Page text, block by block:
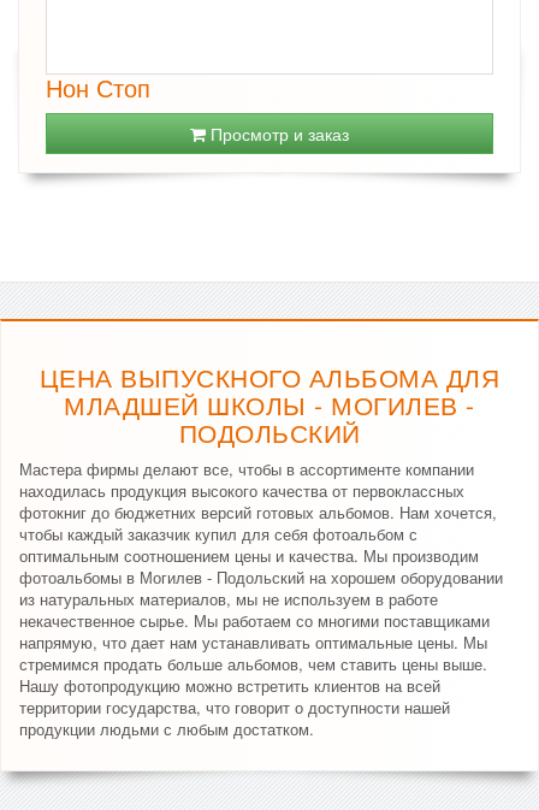
Нон Стоп
Просмотр и заказ
ЦЕНА ВЫПУСКНОГО АЛЬБОМА ДЛЯ
МЛАДШЕЙ ШКОЛЫ - МОГИЛЕВ -
ПОДОЛЬСКИЙ
Мастера фирмы делают все, чтобы в ассортименте компании
находилась продукция высокого качества от первоклассных
фотокниг до бюджетних версий готовых альбомов. Нам хочется,
чтобы каждый заказчик купил для себя фотоальбом с
оптимальным соотношением цены и качества. Мы производим
фотоальбомы в Могилев - Подольский на хорошем оборудовании
из натуральных материалов, мы не используем в работе
некачественное сырье. Мы работаем со многими поставщиками
напрямую, что дает нам устанавливать оптимальные цены. Мы
стремимся продать больше альбомов, чем ставить цены выше.
Нашу фотопродукцию можно встретить клиентов на всей
территории государства, что говорит о доступности нашей
продукции людьми с любым достатком.